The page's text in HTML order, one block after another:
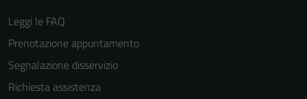
Leggi le FAQ
Prenotazione appuntamento
Segnalazione disservizio
Richiesta assistenza